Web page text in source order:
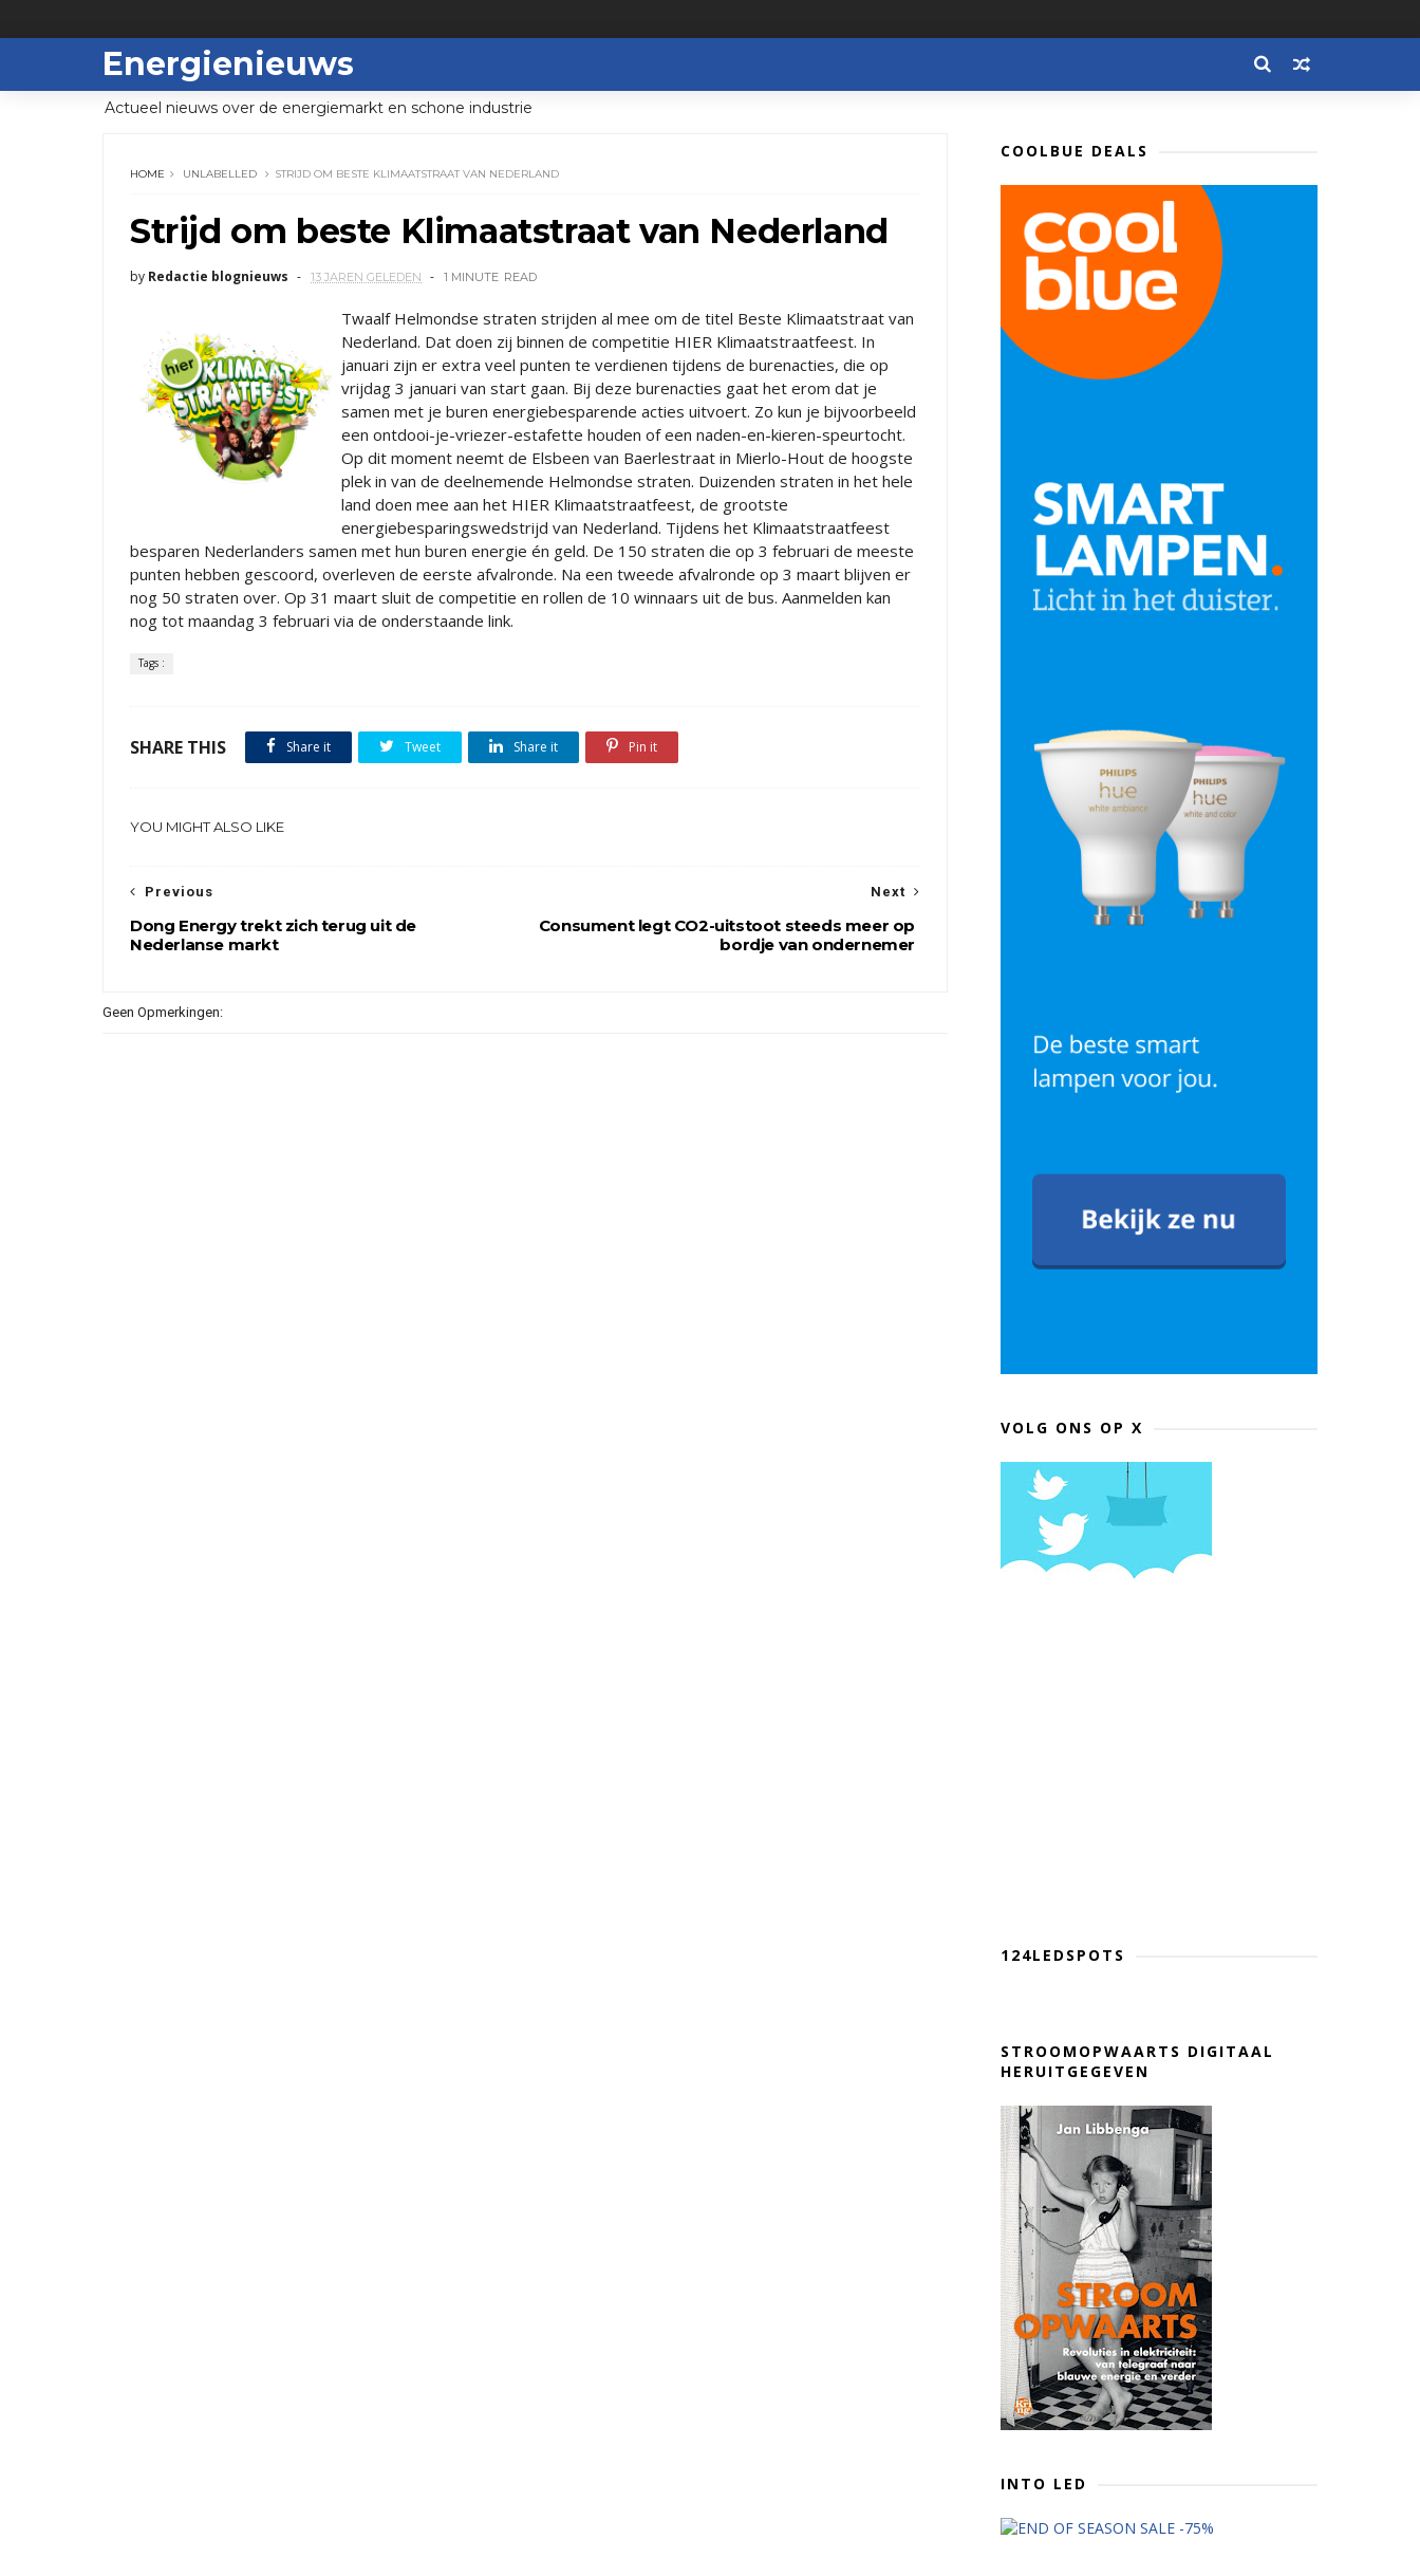
Energienieuws
Actueel nieuws over de energiemarkt en schone industrie
HOME UNLABELLED STRIJD OM BESTE KLIMAATSTRAAT VAN NEDERLAND
Strijd om beste Klimaatstraat van Nederland
by Redactie blognieuws 13 JAREN GELEDEN 1 MINUTE READ
Twaalf Helmondse straten strijden al mee om de titel Beste Klimaatstraat van
Nederland. Dat doen zij binnen de competitie HIER Klimaatstraatfeest. In
januari zijn er extra veel punten te verdienen tijdens de burenacties, die op
vrijdag 3 januari van start gaan. Bij deze burenacties gaat het erom dat je
samen met je buren energiebesparende acties uitvoert. Zo kun je bijvoorbeeld
een ontdooi-je-vriezer-estafette houden of een naden-en-kieren-speurtocht.
Op dit moment neemt de Elsbeen van Baerlestraat in Mierlo-Hout de hoogste
plek in van de deelnemende Helmondse straten. Duizenden straten in het hele
land doen mee aan het HIER Klimaatstraatfeest, de grootste
energiebesparingswedstrijd van Nederland. Tijdens het Klimaatstraatfeest
besparen Nederlanders samen met hun buren energie én geld. De 150 straten die op 3 februari de meeste
punten hebben gescoord, overleven de eerste afvalronde. Na een tweede afvalronde op 3 maart blijven er
nog 50 straten over. Op 31 maart sluit de competitie en rollen de 10 winnaars uit de bus. Aanmelden kan
nog tot maandag 3 februari via de onderstaande link.
Tags :
SHARE THIS Share it Tweet Share it Pin it
YOU MIGHT ALSO LIKE
Next
Consument legt CO2-uitstoot steeds meer op
bordje van ondernemer
Previous
Dong Energy trekt zich terug uit de
Nederlanse markt
Geen Opmerkingen:
COOLBUE DEALS
VOLG ONS OP X
124LEDSPOTS
STROOMOPWAARTS DIGITAAL
HERUITGEGEVEN
INTO LED